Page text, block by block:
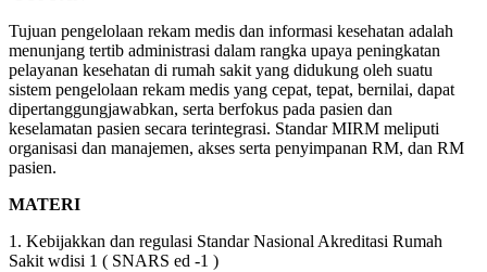
Tujuan pengelolaan rekam medis dan informasi kesehatan adalah
menunjang tertib administrasi dalam rangka upaya peningkatan
pelayanan kesehatan di rumah sakit yang didukung oleh suatu
sistem pengelolaan rekam medis yang cepat, tepat, bernilai, dapat
dipertanggungjawabkan, serta berfokus pada pasien dan
keselamatan pasien secara terintegrasi. Standar MIRM meliputi
organisasi dan manajemen, akses serta penyimpanan RM, dan RM
pasien.
MATERI
1. Kebijakkan dan regulasi Standar Nasional Akreditasi Rumah
Sakit wdisi 1 ( SNARS ed -1 )